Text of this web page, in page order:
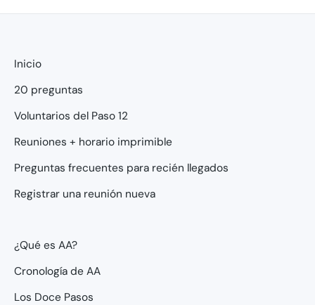
Inicio
20 preguntas
Voluntarios del Paso 12
Reuniones + horario imprimible
Preguntas frecuentes para recién llegados
Registrar una reunión nueva
¿Qué es AA?
Cronología de AA
Los Doce Pasos